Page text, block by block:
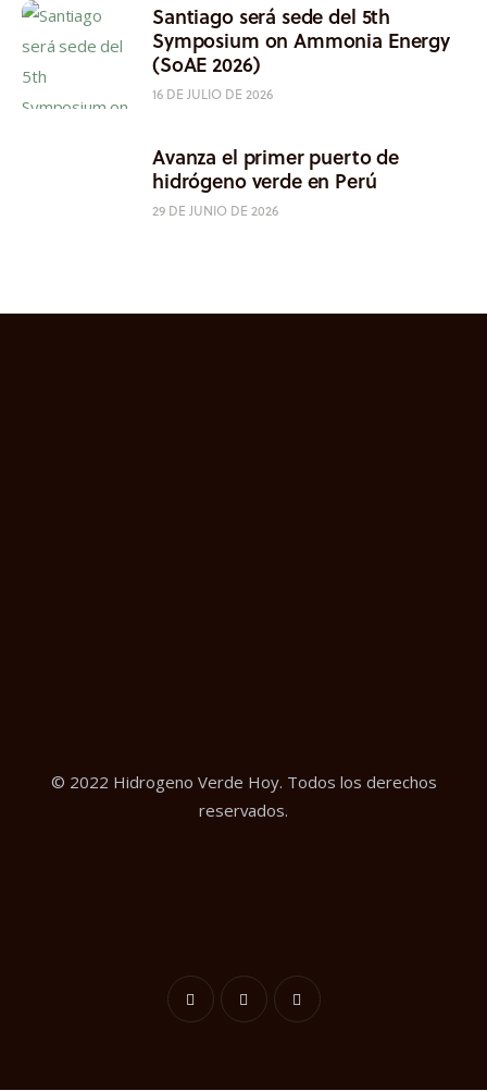
Santiago será sede del 5th
Symposium on Ammonia Energy
(SoAE 2026)
16 DE JULIO DE 2026
Avanza el primer puerto de
hidrógeno verde en Perú
29 DE JUNIO DE 2026
© 2022 Hidrogeno Verde Hoy. Todos los derechos
reservados.